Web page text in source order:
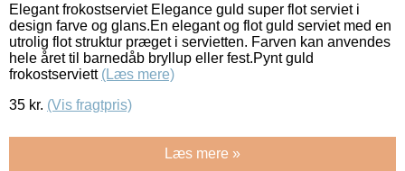
Elegant frokostserviet Elegance guld super flot serviet i
design farve og glans.En elegant og flot guld serviet med en
utrolig flot struktur præget i servietten. Farven kan anvendes
hele året til barnedåb bryllup eller fest.Pynt guld
frokostserviett (Læs mere)
35 kr. (Vis fragtpris)
Læs mere »